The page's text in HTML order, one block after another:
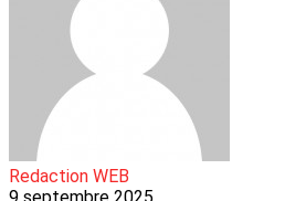
Redaction WEB